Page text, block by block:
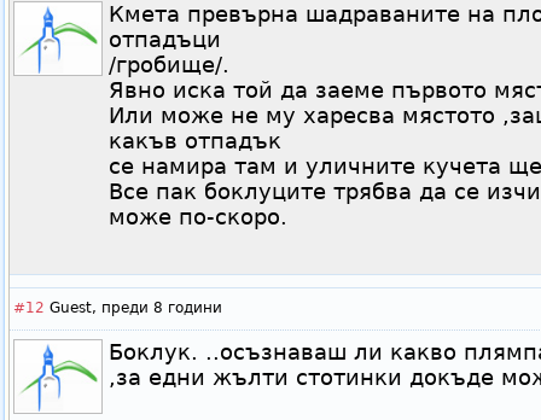
Кмета превърна шадраваните на
отпадъци
/гробище/.
Явно иска той да заеме първото
Или може не му харесва мястото
какъв отпадък
се намира там и уличните кучета
Все пак боклуците трябва да се
може по-скоро.
#12 Guest, преди 8 години
Боклук. ..осъзнаваш ли какво
,за едни жълти стотинки докъде